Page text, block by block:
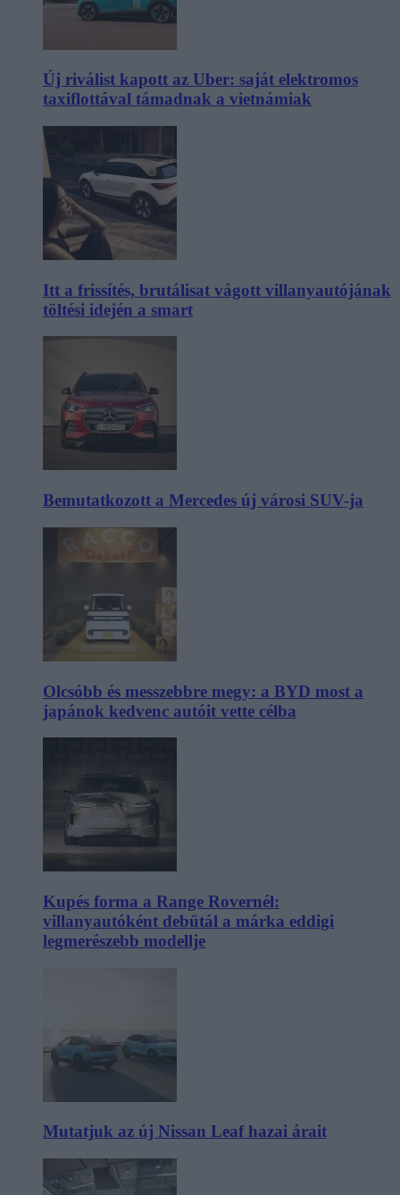
Új riválist kapott az Uber: saját elektromos
taxiflottával támadnak a vietnámiak
Itt a frissítés, brutálisat vágott villanyautójának
töltési idején a smart
Bemutatkozott a Mercedes új városi SUV-ja
Olcsóbb és messzebbre megy: a BYD most a
japánok kedvenc autóit vette célba
Kupés forma a Range Rovernél:
villanyautóként debütál a márka eddigi
legmerészebb modellje
Mutatjuk az új Nissan Leaf hazai árait